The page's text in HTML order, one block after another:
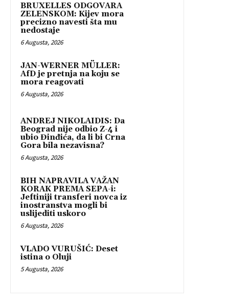
BRUXELLES ODGOVARA
ZELENSKOM: Kijev mora
precizno navesti šta mu
nedostaje
6 Augusta, 2026
JAN-WERNER MÜLLER:
AfD je pretnja na koju se
mora reagovati
6 Augusta, 2026
ANDREJ NIKOLAIDIS: Da
Beograd nije odbio Z-4 i
ubio Đinđića, da li bi Crna
Gora bila nezavisna?
6 Augusta, 2026
BIH NAPRAVILA VAŽAN
KORAK PREMA SEPA-i:
Jeftiniji transferi novca iz
inostranstva mogli bi
uslijediti uskoro
6 Augusta, 2026
VLADO VURUŠIĆ: Deset
istina o Oluji
5 Augusta, 2026